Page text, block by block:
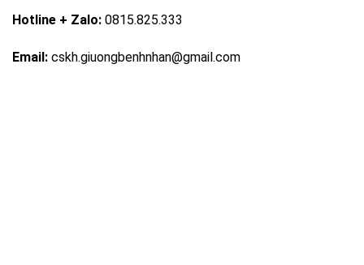
Hotline + Zalo: 0815.825.333
Email: cskh.giuongbenhnhan@gmail.com